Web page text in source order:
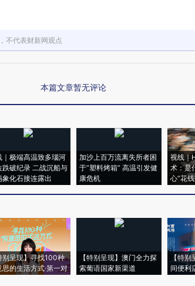
不代表财新网观点
本篇文章暂无评论
｜极端高温致多瑙河
跌破纪录 二战沉船与
象化石接连露出
加沙上百万流离失所者困
于“塑料烤箱” 高温引发健
康危机
视线｜
术：是
心“花
别呈现】寻找100种
思的生活方式·第一对
【特别呈现】澳门全力探
索葡语国家新渠道
【特
间便利